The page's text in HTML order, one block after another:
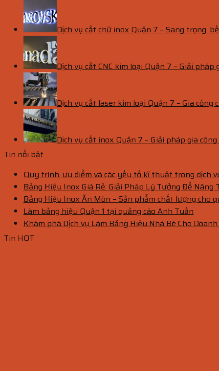
Dịch vụ cắt chữ inox Quận 7 – Sang trọng,
Dịch vụ cắt CNC kim loại Quận 7 – Giải
Dịch vụ cắt laser kim loại Quận 7 – Gia
Dịch vụ cắt inox Quận 7 – Giải pháp gia
Tin nổi bật
Quy trình, ưu điểm và các yếu tố kĩ thuật trong dịch
Bảng Hiệu Inox Giá Rẻ: Giải Pháp Lý Tưởng Để Nâng
Bảng Hiệu Inox Ăn Mòn – Sản phẩm chất lượng cho
Làm bảng hiệu Quận 1 tại quảng cáo Anh Tuấn
Khám phá Dịch vụ Làm Bảng Hiệu Nhà Bè Cho
Tin HOT